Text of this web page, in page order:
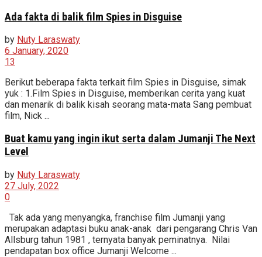
Ada fakta di balik film Spies in Disguise
by Nuty Laraswaty
6 January, 2020
13
Berikut beberapa fakta terkait film Spies in Disguise, simak
yuk : 1.Film Spies in Disguise, memberikan cerita yang kuat
dan menarik di balik kisah seorang mata-mata Sang pembuat
film, Nick ...
Buat kamu yang ingin ikut serta dalam Jumanji The Next
Level
by Nuty Laraswaty
27 July, 2022
0
Tak ada yang menyangka, franchise film Jumanji yang
merupakan adaptasi buku anak-anak dari pengarang Chris Van
Allsburg tahun 1981 , ternyata banyak peminatnya. Nilai
pendapatan box office Jumanji Welcome ...